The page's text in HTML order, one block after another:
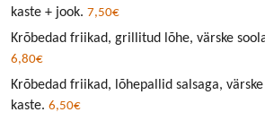
kaste + jook. 7,50€
Krõbedad friikad, grillitud lõhe, värske
6,80€
Krõbedad friikad, lõhepallid salsaga,
kaste. 6,50€